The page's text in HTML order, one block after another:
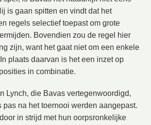
is gaan spitten en vindt dat het
regels selectief toepast om grote
Bovendien zou de regel hier
zijn, want het gaat niet om een enkele
plaats daarvan is het een inzet op
in combinatie.
Lynch, die Bavas vertegenwoordigd,
pas na het toernooi werden aangepast.
in strijd met hun oorpsronkelijke